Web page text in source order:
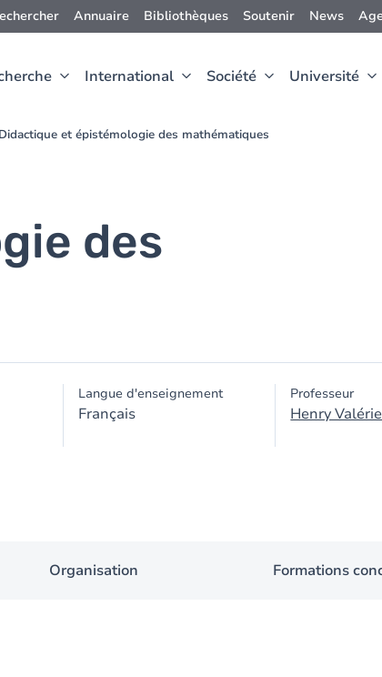
Annuaire Bibliothèques Soutenir News
International Société Université
Didactique et épistémologie des mathématiques
des
Langue d'enseignement
Français
Professeur
Henry Valérie
Organisation Formations